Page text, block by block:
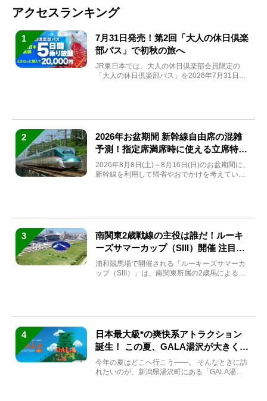
アクセスランキング
1
7月31日発売！第2回「大人の休日倶楽
部パス」で初秋の旅へ
JR東日本では、大人の休日倶楽部会員限定の
「大人の休日倶楽部パス」を2026年7月31日
2
2026年お盆期間 新幹線自由席の混雑
予測！指定席満席時に使える立席特急
券も解説
2026年8月8日(土)～8月16日(日)のお盆期間に、
新幹線を利用して帰省やおでかけを考えている
3
南関東2歳戦線の主役は誰だ！ルーキ
ーズサマーカップ（SIII）開催 注目馬
と見どころをチェック
浦和競馬場で開催される「ルーキーズサマーカ
ップ（SIII）」は、南関東所属の2歳馬による注
4
日本最大級*の爽快系アトラクション
誕生！ この夏、GALA湯沢が大きく生
まれ変わる
今年の夏はどこへ行こう――。 そんなときに訪
れたいのが、新潟県湯沢町にある「GALA湯